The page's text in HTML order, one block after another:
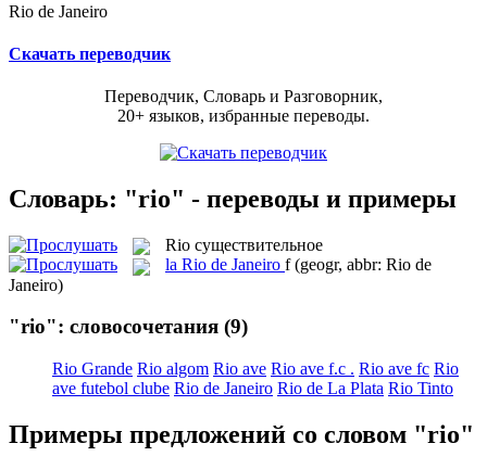
Rio de Janeiro
Скачать переводчик
Переводчик, Словарь и Разговорник,
20+ языков, избранные переводы.
Словарь: "rio" - переводы и примеры
Rio существительное
la Rio de Janeiro f (geogr, abbr: Rio de
Janeiro)
"rio": словосочетания (9)
Rio Grande Rio algom Rio ave Rio ave f.c . Rio ave fc Rio
ave futebol clube Rio de Janeiro Rio de La Plata Rio Tinto
Примеры предложений со словом "rio"